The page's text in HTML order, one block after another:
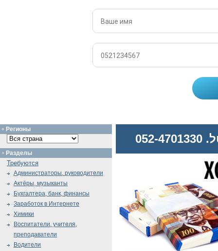
Регионы
Разделы
Требуются
Администраторы, руководители
Актёры, музыканты
Бухгалтера, банк, финансы
Заработок в Интернете
Химики
Воспитатели, учителя,
преподаватели
Водители